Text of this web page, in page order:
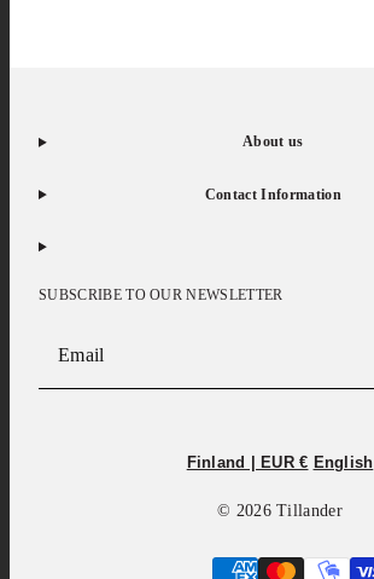
About us
Contact Information
SUBSCRIBE TO OUR NEWSLETTER
Email
Finland | EUR € English
© 2026 Tillander
Payment